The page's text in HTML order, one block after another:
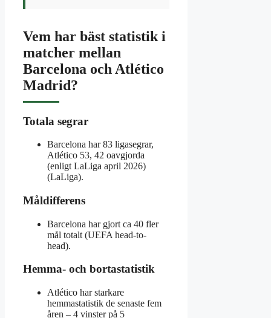
Vem har bäst statistik i
matcher mellan
Barcelona och Atlético
Madrid?
Totala segrar
Barcelona har 83 ligasegrar,
Atlético 53, 42 oavgjorda
(enligt LaLiga april 2026)
(LaLiga).
Måldifferens
Barcelona har gjort ca 40 fler
mål totalt (UEFA head-to-
head).
Hemma- och bortastatistik
Atlético har starkare
hemmastatistik de senaste fem
åren – 4 vinster på 5